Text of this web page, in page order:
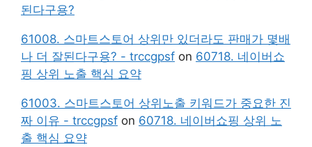
된다구용?
61008. 스마트스토어 상위만 있더라도 판매가 몇배
나 더 잘된다구용? - trccgpsf on 60718. 네이버쇼
핑 상위 노출 핵심 요약
61003. 스마트스토어 상위노출 키워드가 중요한 진
짜 이유 - trccgpsf on 60718. 네이버쇼핑 상위 노
출 핵심 요약